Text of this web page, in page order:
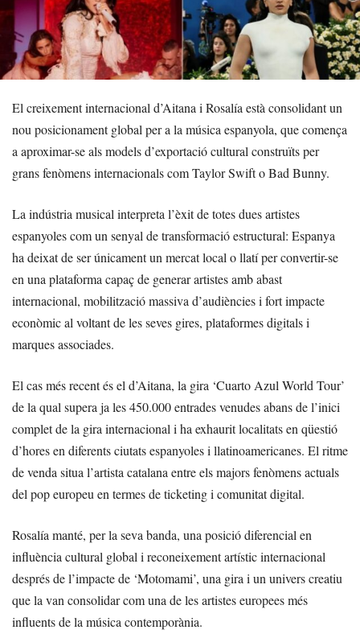
El creixement internacional d’Aitana i Rosalía està consolidant un
nou posicionament global per a la música espanyola, que comença
a aproximar-se als models d’exportació cultural construïts per
grans fenòmens internacionals com Taylor Swift o Bad Bunny.
La indústria musical interpreta l’èxit de totes dues artistes
espanyoles com un senyal de transformació estructural: Espanya
ha deixat de ser únicament un mercat local o llatí per convertir-se
en una plataforma capaç de generar artistes amb abast
internacional, mobilització massiva d’audiències i fort impacte
econòmic al voltant de les seves gires, plataformes digitals i
marques associades.
El cas més recent és el d’Aitana, la gira ‘Cuarto Azul World Tour’
de la qual supera ja les 450.000 entrades venudes abans de l’inici
complet de la gira internacional i ha exhaurit localitats en qüestió
d’hores en diferents ciutats espanyoles i llatinoamericanes. El ritme
de venda situa l’artista catalana entre els majors fenòmens actuals
del pop europeu en termes de ticketing i comunitat digital.
Rosalía manté, per la seva banda, una posició diferencial en
influència cultural global i reconeixement artístic internacional
després de l’impacte de ‘Motomami’, una gira i un univers creatiu
que la van consolidar com una de les artistes europees més
influents de la música contemporània.